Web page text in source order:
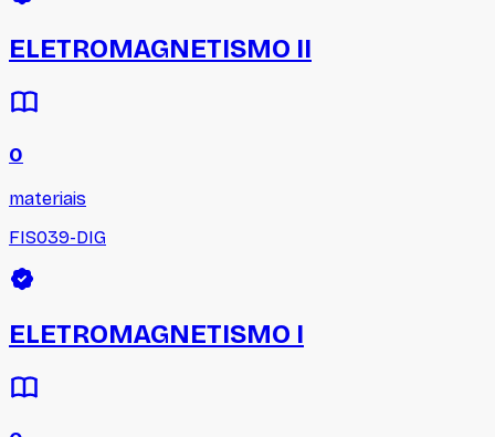
ELETROMAGNETISMO II
0
materiais
FIS039-DIG
ELETROMAGNETISMO I